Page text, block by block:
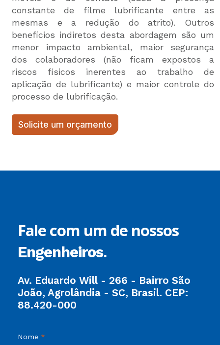
constante de filme lubrificante entre as
mesmas e a redução do atrito). Outros
benefícios indiretos desta abordagem são um
menor impacto ambiental, maior segurança
dos colaboradores (não ficam expostos a
riscos físicos inerentes ao trabalho de
aplicação de lubrificante) e maior controle do
processo de lubrificação.
Solicite um orçamento
Fale com um de nossos
Engenheiros.
Av. Eduardo Will - 266 - Bairro São
João, Agrolândia - SC, Brasil. CEP:
88.420-000
Nome